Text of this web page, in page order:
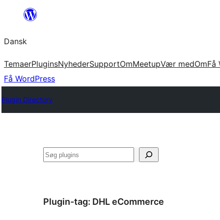
Spring
indhold
Dansk
TemaerPluginsNyhederSupportOmMeetupVær medOmFå
Få WordPress
Plugin Directory
Søg
Plugin-tag: DHL eCommerce